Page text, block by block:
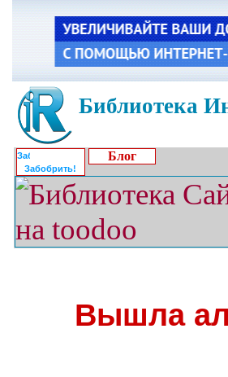
Библиотека
Забобрить!
Блог
Вышла